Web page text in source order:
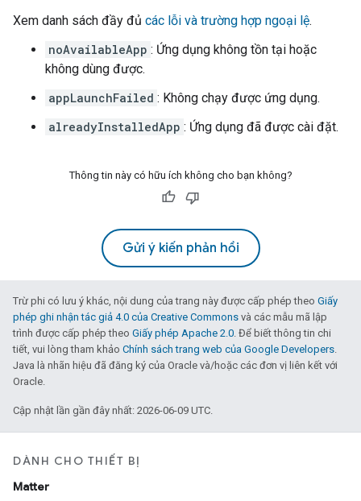
Xem danh sách đầy đủ các lỗi và trường hợp ngoại lệ.
noAvailableApp : Ứng dụng không tồn tại hoặc
không dùng được.
appLaunchFailed : Không chạy được ứng dụng.
alreadyInstalledApp : Ứng dụng đã được cài đặt.
Thông tin này có hữu ích không cho bạn không?
Gửi ý kiến phản hồi
Trừ phi có lưu ý khác, nội dung của trang này được cấp phép theo Giấy
phép ghi nhận tác giả 4.0 của Creative Commons và các mẫu mã lập
trình được cấp phép theo Giấy phép Apache 2.0. Để biết thông tin chi
tiết, vui lòng tham khảo Chính sách trang web của Google Developers.
Java là nhãn hiệu đã đăng ký của Oracle và/hoặc các đơn vị liên kết với
Oracle.
Cập nhật lần gần đây nhất: 2026-06-09 UTC.
DÀNH CHO THIẾT BỊ
Matter